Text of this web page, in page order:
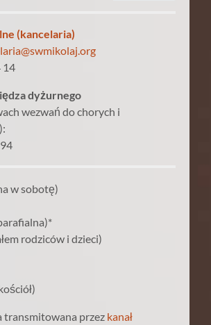
(kancelaria)
14
dyżurnego
wezwań do chorych i
w sobotę)
rodziców i dzieci)
transmitowana przez kanał